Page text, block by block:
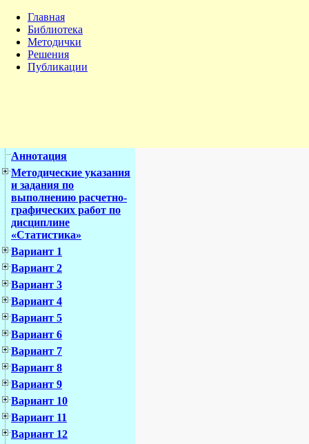
Главная
Библиотека
Методички
Решения
Публикации
Аннотация
Методические указания
и задания по
выполнению расчетно-
графических работ по
дисциплине
«Статистика»
Вариант 1
Вариант 2
Вариант 3
Вариант 4
Вариант 5
Вариант 6
Вариант 7
Вариант 8
Вариант 9
Вариант 10
Вариант 11
Вариант 12